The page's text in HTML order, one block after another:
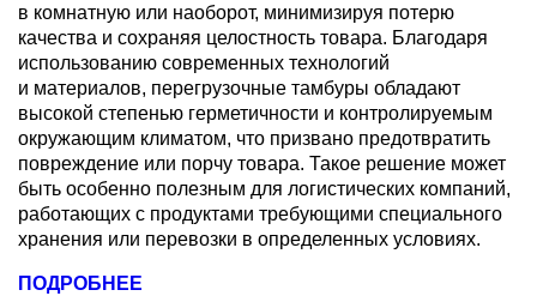
в комнатную или наоборот, минимизируя потерю
качества и сохраняя целостность товара. Благодаря
использованию современных технологий
и материалов, перегрузочные тамбуры обладают
высокой степенью герметичности и контролируемым
окружающим климатом, что призвано предотвратить
повреждение или порчу товара. Такое решение может
быть особенно полезным для логистических компаний,
работающих с продуктами требующими специального
хранения или перевозки в определенных условиях.
ПОДРОБНЕЕ